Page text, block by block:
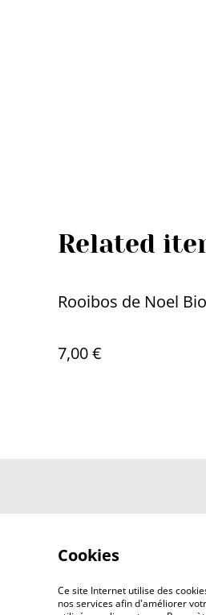
Related
Rooibos de Noel
7,00 €
Cookies
Ce site Internet utilise des
nos services afin d'améliorer